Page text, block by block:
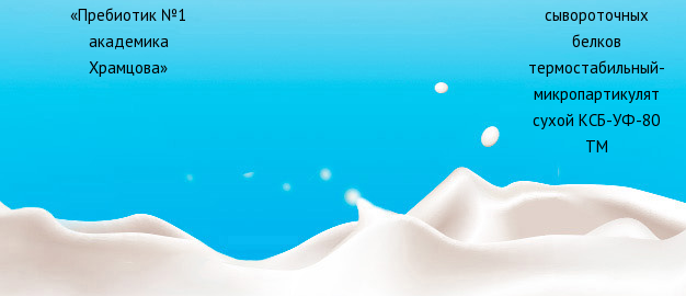
«Пребиотик №1
академика
Храмцова»
сывороточных
белков
термостабильный-
микропартикулят
сухой КСБ-УФ-80
ТМ